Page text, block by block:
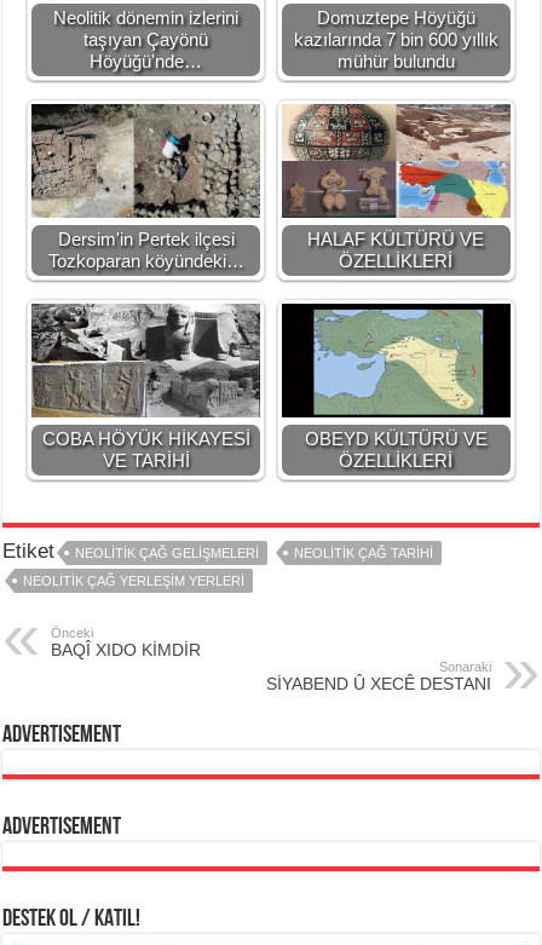
Neolitik dönemin izlerini
taşıyan Çayönü
Höyüğü'nde…
Domuztepe Höyüğü
kazılarında 7 bin 600 yıllık
mühür bulundu
Dersim'in Pertek ilçesi
Tozkoparan köyündeki…
HALAF KÜLTÜRÜ VE
ÖZELLİKLERİ
COBA HÖYÜK HİKAYESİ
VE TARİHİ
OBEYD KÜLTÜRÜ VE
ÖZELLİKLERİ
Etiket NEOLİTİK ÇAĞ GELİŞMELERİ
NEOLİTİK ÇAĞ TARİHİ
NEOLİTİK ÇAĞ YERLEŞİM YERLERİ
Önceki
BAQÎ XIDO KİMDİR
Sonaraki
SİYABEND Û XECÊ DESTANI
Advertisement
Advertisement
DESTEK OL / KATIL!